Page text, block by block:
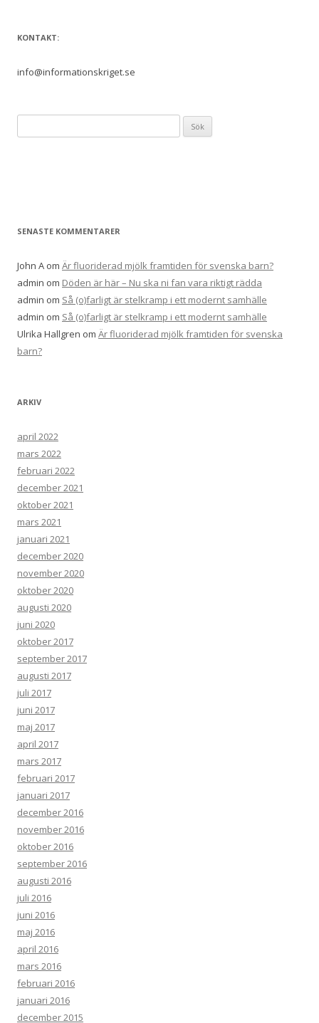
KONTAKT:
info@informationskriget.se
efter:
SENASTE KOMMENTARER
John A om Är fluoriderad mjölk framtiden för svenska barn?
admin om Döden är här – Nu ska ni fan vara riktigt rädda
admin om Så (o)farligt är stelkramp i ett modernt samhälle
admin om Så (o)farligt är stelkramp i ett modernt samhälle
Ulrika Hallgren om Är fluoriderad mjölk framtiden för svenska
barn?
ARKIV
april 2022
mars 2022
februari 2022
december 2021
oktober 2021
mars 2021
januari 2021
december 2020
november 2020
oktober 2020
augusti 2020
juni 2020
oktober 2017
september 2017
augusti 2017
juli 2017
juni 2017
maj 2017
april 2017
mars 2017
februari 2017
januari 2017
december 2016
november 2016
oktober 2016
september 2016
augusti 2016
juli 2016
juni 2016
maj 2016
april 2016
mars 2016
februari 2016
januari 2016
december 2015